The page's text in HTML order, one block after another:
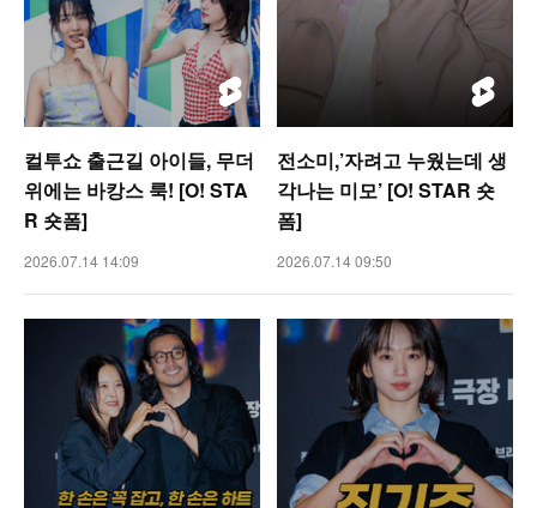
컬투쇼 출근길 아이들, 무더
위에는 바캉스 룩! [O! STA
R 숏폼]
2026.07.14 14:09
전소미,’자려고 누웠는데 생
각나는 미모’ [O! STAR 숏
폼]
2026.07.14 09:50